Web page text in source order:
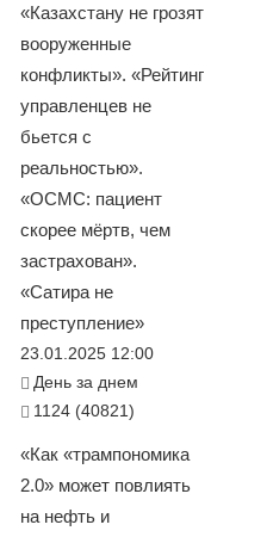
«Казахстану не грозят
вооруженные
конфликты». «Рейтинг
управленцев не
бьется с
реальностью».
«ОСМС: пациент
скорее мёртв, чем
застрахован».
«Сатира не
преступление»
23.01.2025 12:00
День за днем
1124 (40821)
«Как «трампономика
2.0» может повлиять
на нефть и